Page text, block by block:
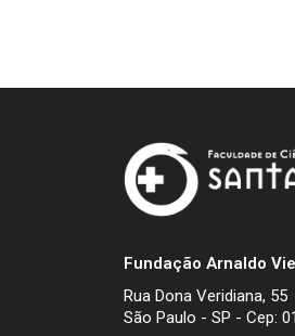
Fundação Arnaldo
Rua Dona Veridiana, 55
São Paulo - SP - Cep: